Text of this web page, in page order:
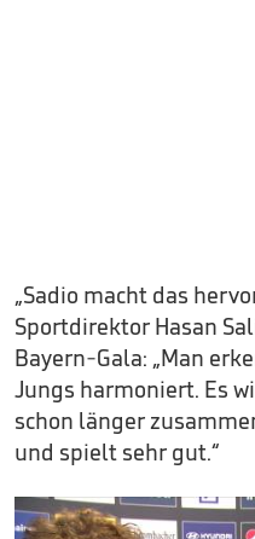
„Sadio macht das
Sportdirektor Hasan
Bayern-Gala: „Man
Jungs harmoniert. Es
schon länger
und spielt sehr gut.“